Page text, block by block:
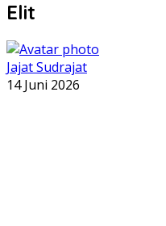
Elit
Jajat Sudrajat
14 Juni 2026